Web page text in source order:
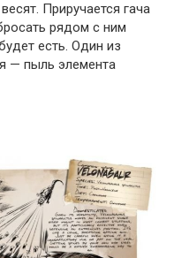
Приручается гача
рядом с ним
есть. Один из
— пыль элемента